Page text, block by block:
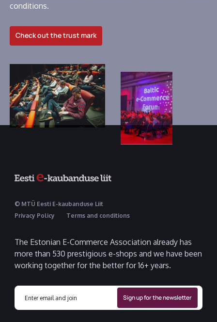
conditions.
Check out the trust mark
© MTÜ Eesti E-kaubanduse Liit
Privacy Policy
Terms and conditions
The Estonian E-Commerce Association already has
more than 530 prestigious e-shops and we have been
working together for the better for 16+ years.